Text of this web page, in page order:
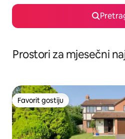
Prostori za mjesečni
Favorit gostiju
Favorit gostiju